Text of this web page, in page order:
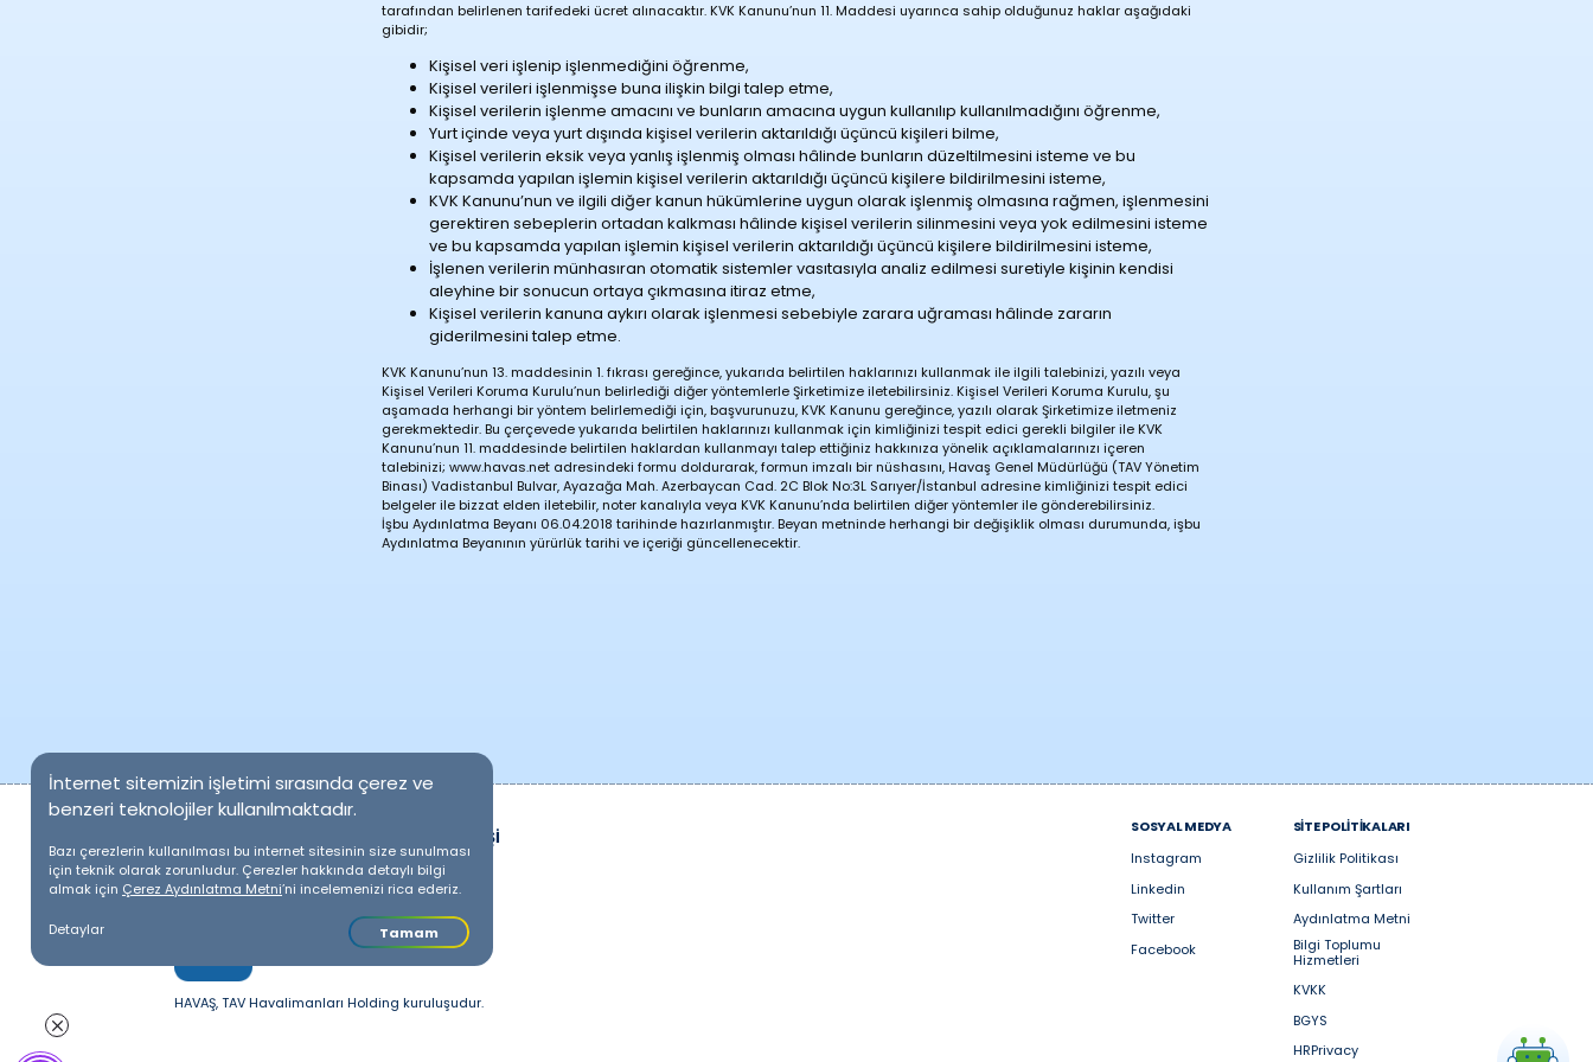
tarafından belirlenen tarifedeki ücret alınacaktır. KVK Kanunu’nun 11. Maddesi uyarınca sahip olduğunuz haklar aşağıdaki
gibidir;
Kişisel veri işlenip işlenmediğini öğrenme,
Kişisel verileri işlenmişse buna ilişkin bilgi talep etme,
Kişisel verilerin işlenme amacını ve bunların amacına uygun kullanılıp kullanılmadığını öğrenme,
Yurt içinde veya yurt dışında kişisel verilerin aktarıldığı üçüncü kişileri bilme,
Kişisel verilerin eksik veya yanlış işlenmiş olması hâlinde bunların düzeltilmesini isteme ve bu
kapsamda yapılan işlemin kişisel verilerin aktarıldığı üçüncü kişilere bildirilmesini isteme,
KVK Kanunu’nun ve ilgili diğer kanun hükümlerine uygun olarak işlenmiş olmasına rağmen, işlenmesini
gerektiren sebeplerin ortadan kalkması hâlinde kişisel verilerin silinmesini veya yok edilmesini isteme
ve bu kapsamda yapılan işlemin kişisel verilerin aktarıldığı üçüncü kişilere bildirilmesini isteme,
İşlenen verilerin münhasıran otomatik sistemler vasıtasıyla analiz edilmesi suretiyle kişinin kendisi
aleyhine bir sonucun ortaya çıkmasına itiraz etme,
Kişisel verilerin kanuna aykırı olarak işlenmesi sebebiyle zarara uğraması hâlinde zararın
giderilmesini talep etme.
KVK Kanunu’nun 13. maddesinin 1. fıkrası gereğince, yukarıda belirtilen haklarınızı kullanmak ile ilgili talebinizi, yazılı veya
Kişisel Verileri Koruma Kurulu’nun belirlediği diğer yöntemlerle Şirketimize iletebilirsiniz. Kişisel Verileri Koruma Kurulu, şu
aşamada herhangi bir yöntem belirlemediği için, başvurunuzu, KVK Kanunu gereğince, yazılı olarak Şirketimize iletmeniz
gerekmektedir. Bu çerçevede yukarıda belirtilen haklarınızı kullanmak için kimliğinizi tespit edici gerekli bilgiler ile KVK
Kanunu’nun 11. maddesinde belirtilen haklardan kullanmayı talep ettiğiniz hakkınıza yönelik açıklamalarınızı içeren
talebinizi; www.havas.netadresindeki formu doldurarak, formun imzalı bir nüshasını, Havaş Genel Müdürlüğü (TAV Yönetim
Binası) Vadistanbul Bulvar, Ayazağa Mah. Azerbaycan Cad. 2C Blok No:3L Sarıyer/İstanbul adresine kimliğinizi tespit edici
belgeler ile bizzat elden iletebilir, noter kanalıyla veya KVK Kanunu’nda belirtilen diğer yöntemler ile gönderebilirsiniz.
İşbu Aydınlatma Beyanı 06.04.2018 tarihinde hazırlanmıştır. Beyan metninde herhangi bir değişiklik olması durumunda, işbu
Aydınlatma Beyanının yürürlük tarihi ve içeriği güncellenecektir.
PERSONEL GİRİŞİ
HAVAŞ, TAV Havalimanları Holding kuruluşudur.
SOSYAL MEDYA
Instagram
Linkedin
Twitter
Facebook
SİTE POLİTİKALARI
Gizlilik Politikası
Kullanım Şartları
Aydınlatma Metni
Bilgi Toplumu
Hizmetleri
KVKK
BGYS
HRPrivacy
İnternet sitemizin işletimi sırasında çerez ve
benzeri teknolojiler kullanılmaktadır.
Bazı çerezlerin kullanılması bu internet sitesinin size sunulması
için teknik olarak zorunludur. Çerezler hakkında detaylı bilgi
almak için Çerez Aydınlatma Metni’ni incelemenizi rica ederiz.
Detaylar Tamam